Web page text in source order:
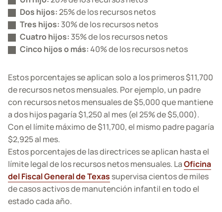
Dos hijos:25% de los recursos netos
Tres hijos: 30% de los recursos netos
Cuatro hijos: 35% de los recursos netos
Cinco hijos o más:40% de los recursos netos
Estos porcentajes se aplican solo a los primeros $11,700
de recursos netos mensuales. Por ejemplo, un padre
con recursos netos mensuales de $5,000 que mantiene
a dos hijos pagaría $1,250 al mes (el 25% de $5,000).
Con el límite máximo de $11,700, el mismo padre pagaría
$2,925 al mes.
Estos porcentajes de las directrices se aplican hasta el
límite legal de los recursos netos mensuales. LaOficina
del Fiscal General de Texas supervisa cientos de miles
de casos activos de manutención infantil en todo el
estado cada año.